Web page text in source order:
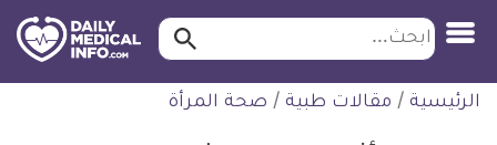
التخطي
للمحتوى
ابحث ابحث…
الرئيسية / مقالات طبية / صحة المرأة